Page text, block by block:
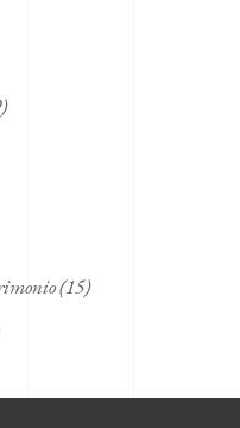
(15)